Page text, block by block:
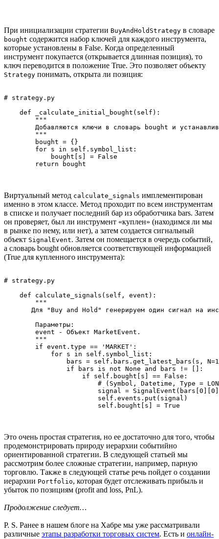
При инициализации стратегии BuyAndHoldStrategy в словаре
bought содержится набор ключей для каждого инструмента,
которые установлены в False. Когда определенный
инструмент покупается (открывается длинная позиция), то
ключ переводится в положение True. Это позволяет объекту
Strategy понимать, открыта ли позиция:
# strategy.py
    def _calculate_initial_bought(self):
        """
Добавляются ключи в словарь bought и
        """
        bought = {}
        for s in self.symbol_list:
            bought[s] = False
Виртуальный метод calculate_signals имплементирован
именно в этом классе. Метод проходит по всем инструментам
в списке и получает последний бар из обработчика bars. Затем
он проверяет, был ли инструмент «куплен» (находимся ли мы
в рынке по нему, или нет), а затем создается сигнальный
объект SignalEvent. Затем он помещается в очередь событий,
а словарь bought обновляется соответствующей информацией
(True для купленного инструмента):
# strategy.py
    def calculate_signals(self, event):
        """
Для "Buy and Hold" генерируем один сигнал на
        Параметры:
        event - Объект MarketEvent.
        """
        if event.type == 'MARKET':
            for s in self.symbol_list:
bars = self.bars.get_latest_bars(s,
                if bars is not None and bars != []:
                    if self.bought[s] == False:
# (Symbol, Datetime, Type =
signal =
                        self.events.put(signal)
Это очень простая стратегия, но ее достаточно для того, чтобы
продемонстрировать природу иерархии событийно
ориентированной стратегии. В следующей статьей мы
рассмотрим более сложные стратегии, например, парную
торговлю. Также в следующей статье речь пойдет о создании
иерархии Portfolio, которая будет отслеживать прибыль и
убыток по позициям (profit and loss, PnL).
Продолжение следует…
P. S. Ранее в нашем блоге на Хабре мы уже рассматривали
различные этапы разработки торговых систем. Есть и онлайн-